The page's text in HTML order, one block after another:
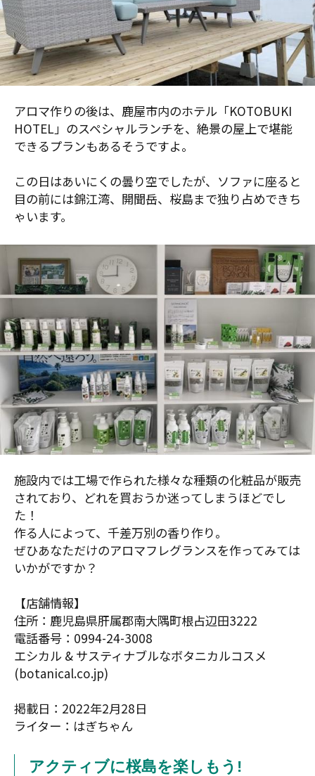
アロマ作りの後は、鹿屋市内のホテル「KOTOBUKI
HOTEL」のスペシャルランチを、絶景の屋上で堪能
できるプランもあるそうですよ。
この日はあいにくの曇り空でしたが、ソファに座ると
目の前には錦江湾、開聞岳、桜島まで独り占めできち
ゃいます。
施設内では工場で作られた様々な種類の化粧品が販売
されており、どれを買おうか迷ってしまうほどでし
た！
作る人によって、千差万別の香り作り。
ぜひあなただけのアロマフレグランスを作ってみては
いかがですか？
【店舗情報】
住所：鹿児島県肝属郡南大隅町根占辺田3222
電話番号：0994-24-3008
エシカル & サスティナブルなボタニカルコスメ
(botanical.co.jp)
掲載日：2022年2月28日
ライター：はぎちゃん
アクティブに桜島を楽しもう!